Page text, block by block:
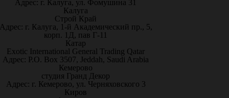
Адрес: г. Калуга, ул. Фомушина 31
Калуга
Строй Край
г. Калуга, 1-й Академический пр., 5,
корп. 1Д, пав Г-11
Катар
Exotic International General Trading Qatar
Адрес: P.O. Box 3507, Jeddah, Saudi Arabia
Кемерово
студия Гранд Декор
Адрес: г. Кемерово, ул. Черняховского 3
Киров